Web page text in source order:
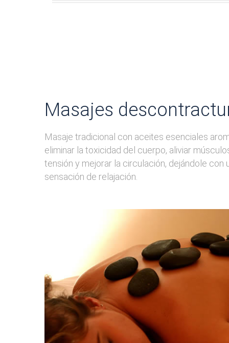
Masajes
Masaje tradicional con aceites esenciales
eliminar la toxicidad del cuerpo, aliviar
tensión y mejorar la circulación, dejándole con
sensación de relajación.